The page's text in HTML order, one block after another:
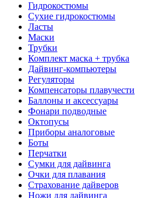
Гидрокостюмы
Сухие гидрокостюмы
Ласты
Маски
Трубки
Комплект маска + трубка
Дайвинг-компьютеры
Регуляторы
Компенсаторы плавучести
Баллоны и аксессуары
Фонари подводные
Октопусы
Приборы аналоговые
Боты
Перчатки
Сумки для дайвинга
Очки для плавания
Страхование дайверов
Ножи для дайвинга